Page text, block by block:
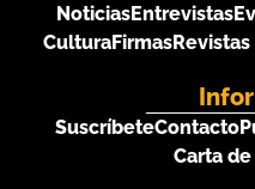
NoticiasEntrevistas
CulturaFirmasRevistas
SuscríbeteContacto
Carta